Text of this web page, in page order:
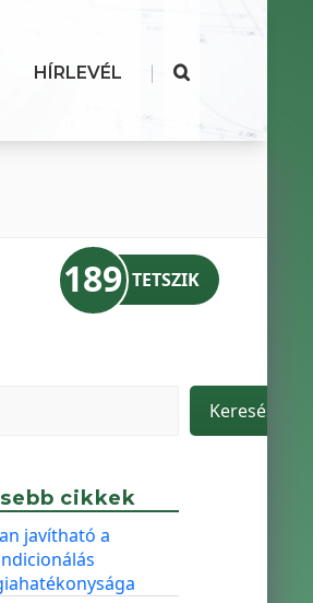
HÍRLEVÉL |
189 TETSZIK
Keresés
cikkek
javítható a